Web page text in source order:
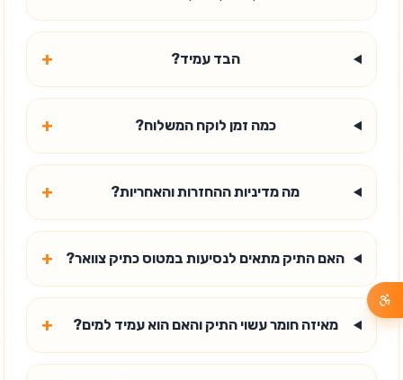
הבד עמיד? +
כמה זמן לוקח המשלוח? +
מה מדיניות ההחזרות והאחריות? +
האם התיק מתאים לנסיעות במטוס כתיק צוואר? +
מאיזה חומר עשוי התיק והאם הוא עמיד למים? +